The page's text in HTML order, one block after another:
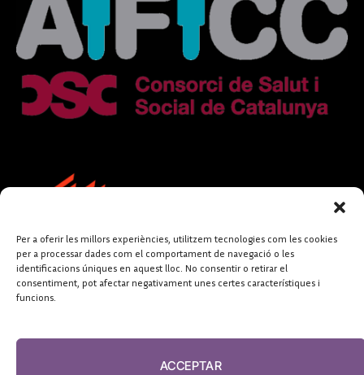
Per a oferir les millors experiències, utilitzem tecnologies com les cookies
per a processar dades com el comportament de navegació o les
identificacions úniques en aquest lloc. No consentir o retirar el
consentiment, pot afectar negativament unes certes característiques i
funcions.
ACCEPTAR
FUNDACIÓ